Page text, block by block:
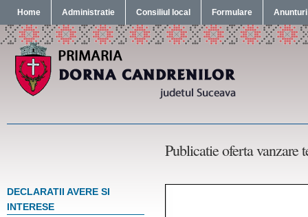
Home Administratie Consiliul local Formulare Anunturi
Publicatie oferta vanzare
DECLARATII AVERE SI
INTERESE